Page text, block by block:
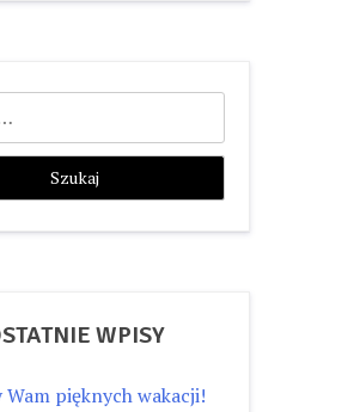
WPISY
Wam pięknych wakacji!